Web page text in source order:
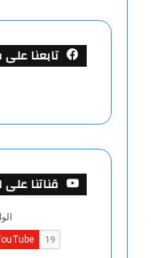
تابعنا
قناتنا